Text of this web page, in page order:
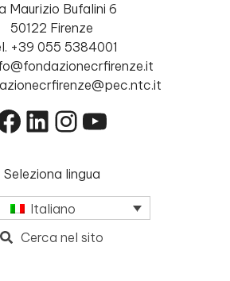
Maurizio Bufalini 6
50122 Firenze
+39 055 5384001
LinkedIn
Instagram
YouTube
Seleziona lingua
Italiano
Cerca nel sito